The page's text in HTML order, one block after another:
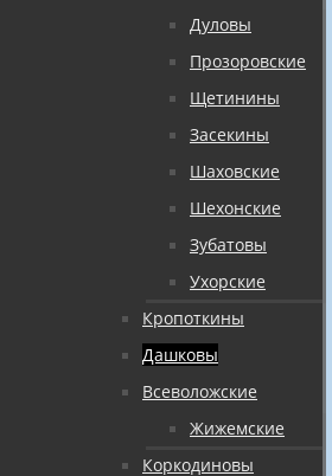
Дуловы
Прозоровские
Щетинины
Засекины
Шаховские
Шехонские
Зубатовы
Ухорские
Кропоткины
Дашковы
Всеволожские
Жижемские
Коркодиновы